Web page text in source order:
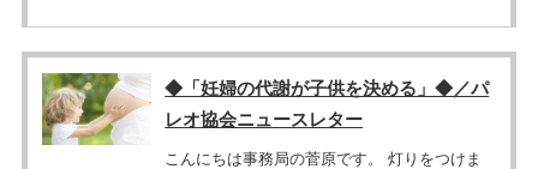
◆「妊婦の代謝が子供を決める」◆／パ
レオ協会ニュースレター
こんにちは事務局の菅原です。 灯りをつけま